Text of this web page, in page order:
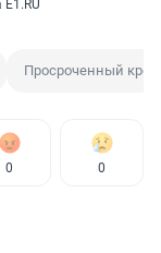
Просроченный
0 0